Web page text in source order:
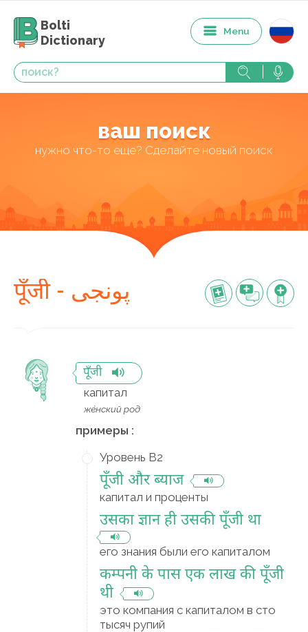
Bolti
Dictionary
Menu
ваш поиск
нужно что-то еще? Сделайте новый поиск
पूँजी - پونجی
पूँजी
капитал
же́нский род
примеры :
Уровень B2
पूँजी और ब्याज
капитал и проценты
उसका ज्ञान ही उसकी पूँजी था
его знания были его капиталом
कम्पनी के पास एक लाख की पूँजी
थी
это компания с капиталом в сто
тысяч рупий